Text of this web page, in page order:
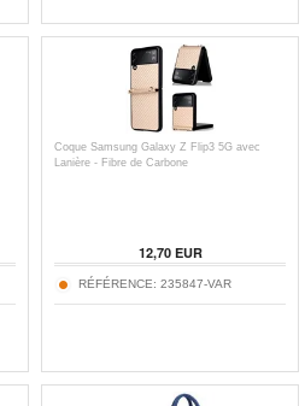
Coque Samsung Galaxy Z Flip3 5G avec
Lanière - Fibre de Carbone
12,70EUR
RÉFÉRENCE: 235847-VAR